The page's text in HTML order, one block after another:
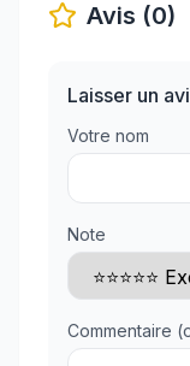
Avis (0)
Laisser un
Votre nom
Note
Commentaire